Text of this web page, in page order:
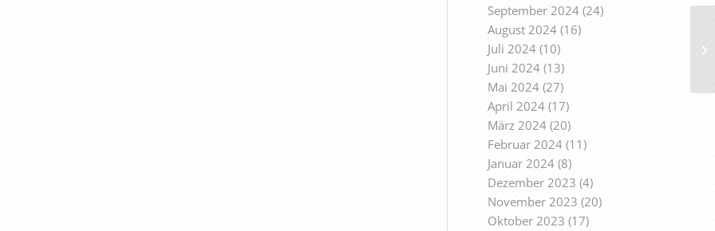
September 2024(24)
August 2024(16)
Juli 2024(10)
Juni 2024(13)
Mai 2024(27)
April 2024(17)
März 2024(20)
Februar 2024(11)
Januar 2024(8)
Dezember 2023 (4)
November 2023 (20)
Oktober 2023 (17)